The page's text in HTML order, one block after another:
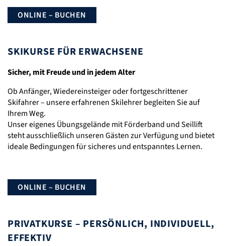
ONLINE – BUCHEN
SKIKURSE FÜR ERWACHSENE
Sicher, mit Freude und in jedem Alter
Ob Anfänger, Wiedereinsteiger oder fortgeschrittener
Skifahrer – unsere erfahrenen Skilehrer begleiten Sie auf
Ihrem Weg.
Unser eigenes Übungsgelände mit Förderband und Seillift
steht ausschließlich unseren Gästen zur Verfügung und bietet
ideale Bedingungen für sicheres und entspanntes Lernen.
ONLINE – BUCHEN
PRIVATKURSE – PERSÖNLICH, INDIVIDUELL,
EFFEKTIV